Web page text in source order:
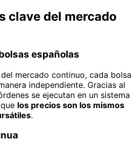
clave del mercado
españolas
mercado continuo, cada bolsa
independiente. Gracias al
se ejecutan en un sistema
los precios son los mismos
.